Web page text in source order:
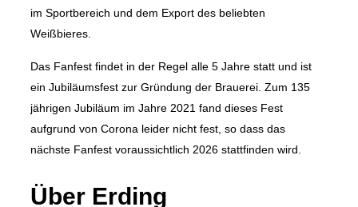
im Sportbereich und dem Export des beliebten
Weißbieres.
Das Fanfest findet in der Regel alle 5 Jahre statt und ist
ein Jubiläumsfest zur Gründung der Brauerei. Zum 135
jährigen Jubiläum im Jahre 2021 fand dieses Fest
aufgrund von Corona leider nicht fest, so dass das
nächste Fanfest voraussichtlich 2026 stattfinden wird.
Über Erding